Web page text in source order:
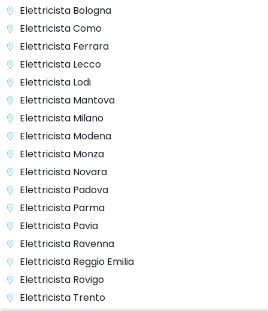
Elettricista Bologna
Elettricista Como
Elettricista Ferrara
Elettricista Lecco
Elettricista Lodi
Elettricista Mantova
Elettricista Milano
Elettricista Modena
Elettricista Monza
Elettricista Novara
Elettricista Padova
Elettricista Parma
Elettricista Pavia
Elettricista Ravenna
Elettricista Reggio Emilia
Elettricista Rovigo
Elettricista Trento